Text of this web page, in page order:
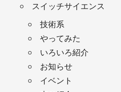
スイッチサイエンス
技術系
やってみた
いろいろ紹介
お知らせ
イベント